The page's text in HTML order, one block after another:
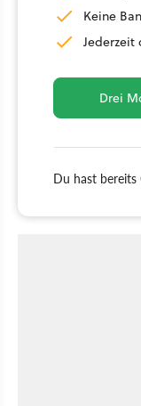
Keine
Jederzeit
Drei
Du hast bereits